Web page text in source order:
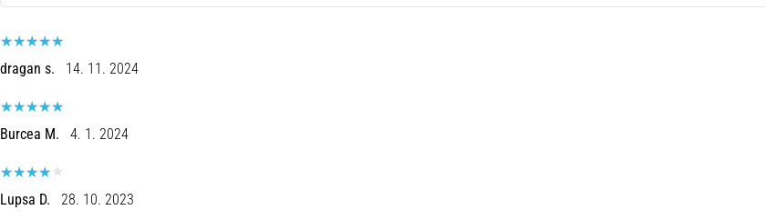
dragan s. 14. 11. 2024
Burcea M. 4. 1. 2024
Lupsa D. 28. 10. 2023